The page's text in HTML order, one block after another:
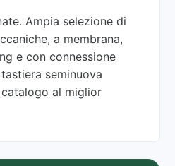
Ampia selezione di
a membrana,
e con connessione
seminuova
al miglior